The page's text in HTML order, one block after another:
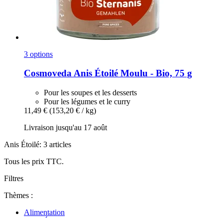
3 options
CosmovedaAnis Étoilé Moulu -​ Bio, 75 g
Pour les soupes et les desserts
Pour les légumes et le curry
11,49 € (153,20 € / kg)
Livraison jusqu'au 17 août
Anis Étoilé: 3 articles
Tous les prix TTC.
Filtres
Thèmes :
Alimentation